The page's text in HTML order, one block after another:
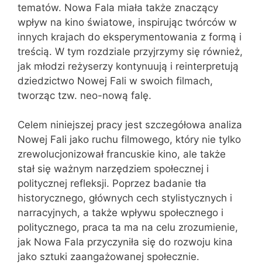
tematów. Nowa Fala miała także znaczący
wpływ na kino światowe, inspirując twórców w
innych krajach do eksperymentowania z formą i
treścią. W tym rozdziale przyjrzymy się również,
jak młodzi reżyserzy kontynuują i reinterpretują
dziedzictwo Nowej Fali w swoich filmach,
tworząc tzw. neo-nową falę.
Celem niniejszej pracy jest szczegółowa analiza
Nowej Fali jako ruchu filmowego, który nie tylko
zrewolucjonizował francuskie kino, ale także
stał się ważnym narzędziem społecznej i
politycznej refleksji. Poprzez badanie tła
historycznego, głównych cech stylistycznych i
narracyjnych, a także wpływu społecznego i
politycznego, praca ta ma na celu zrozumienie,
jak Nowa Fala przyczyniła się do rozwoju kina
jako sztuki zaangażowanej społecznie.